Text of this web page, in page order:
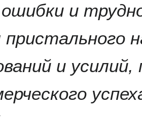
ошибки и
и